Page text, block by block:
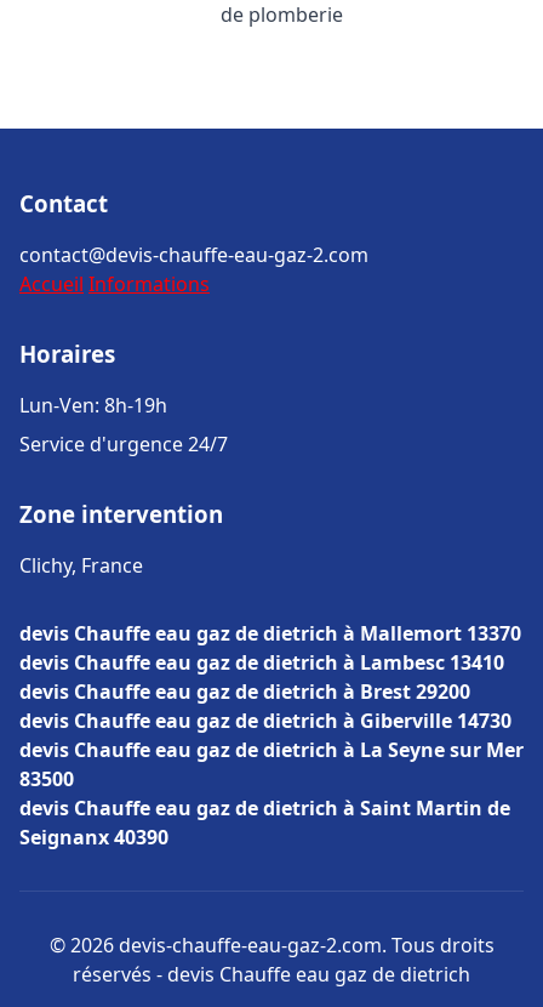
de plomberie
Contact
contact@devis-chauffe-eau-gaz-2.com
Accueil Informations
Horaires
Lun-Ven: 8h-19h
Service d'urgence 24/7
Zone intervention
Clichy, France
devis Chauffe eau gaz de dietrich à Mallemort 13370
devis Chauffe eau gaz de dietrich à Lambesc 13410
devis Chauffe eau gaz de dietrich à Brest 29200
devis Chauffe eau gaz de dietrich à Giberville 14730
devis Chauffe eau gaz de dietrich à La Seyne sur Mer
83500
devis Chauffe eau gaz de dietrich à Saint Martin de
Seignanx 40390
© 2026 devis-chauffe-eau-gaz-2.com. Tous droits
réservés - devis Chauffe eau gaz de dietrich